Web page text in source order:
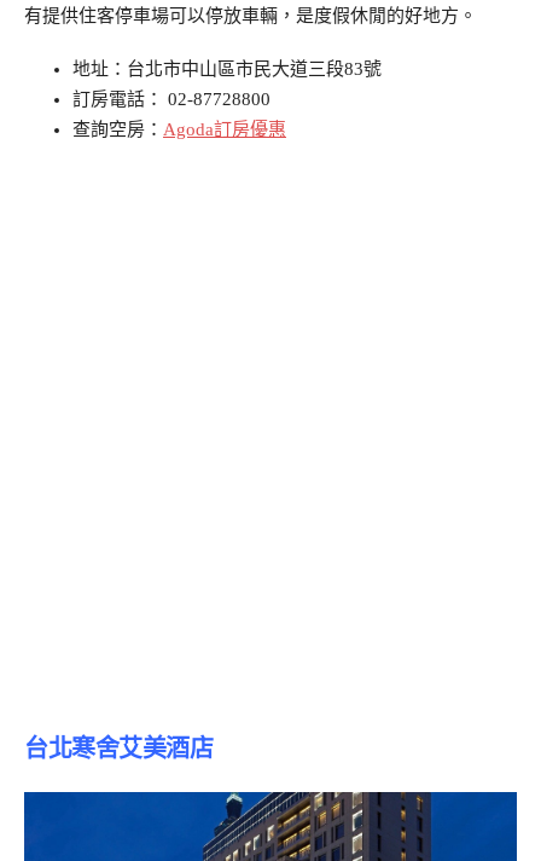
有提供住客停車場可以停放車輛，是度假休閒的好地方。
地址：台北市中山區市民大道三段83號
訂房電話： 02-87728800
查詢空房： Agoda訂房優惠
台北寒舍艾美酒店